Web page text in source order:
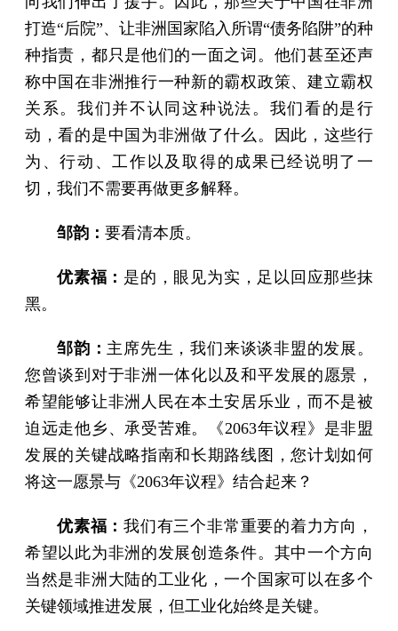
打造“后院”、让非洲国家陷入所谓“债务陷阱”的种
种指责，都只是他们的一面之词。他们甚至还声
称中国在非洲推行一种新的霸权政策、建立霸权
关系。我们并不认同这种说法。我们看的是行
动，看的是中国为非洲做了什么。因此，这些行
为、行动、工作以及取得的成果已经说明了一
切，我们不需要再做更多解释。
邹韵： 要看清本质。
优素福： 是的，眼见为实，足以回应那些抹
黑。
邹韵： 主席先生，我们来谈谈非盟的发展。
您曾谈到对于非洲一体化以及和平发展的愿景，
希望能够让非洲人民在本土安居乐业，而不是被
迫远走他乡、承受苦难。《2063年议程》是非盟
发展的关键战略指南和长期路线图，您计划如何
将这一愿景与《2063年议程》结合起来？
优素福：我们有三个非常重要的着力方向，
希望以此为非洲的发展创造条件。其中一个方向
当然是非洲大陆的工业化，一个国家可以在多个
关键领域推进发展，但工业化始终是关键。